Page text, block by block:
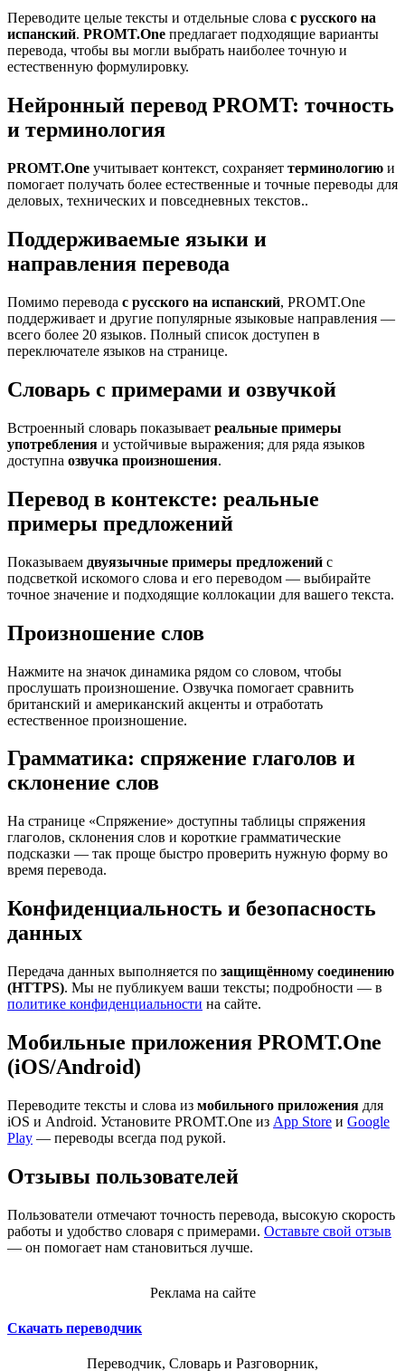
Переводите целые тексты и отдельные слова с русского на
испанский. PROMT.One предлагает подходящие варианты
перевода, чтобы вы могли выбрать наиболее точную и
естественную формулировку.
Нейронный перевод PROMT: точность
и терминология
PROMT.One учитывает контекст, сохраняет терминологию и
помогает получать более естественные и точные переводы для
деловых, технических и повседневных текстов..
Поддерживаемые языки и
направления перевода
Помимо перевода с русского на испанский, PROMT.One
поддерживает и другие популярные языковые направления —
всего более 20 языков. Полный список доступен в
переключателе языков на странице.
Словарь с примерами и озвучкой
Встроенный словарь показывает реальные примеры
употребления и устойчивые выражения; для ряда языков
доступна озвучка произношения.
Перевод в контексте: реальные
примеры предложений
Показываем двуязычные примеры предложений с
подсветкой искомого слова и его переводом — выбирайте
точное значение и подходящие коллокации для вашего текста.
Произношение слов
Нажмите на значок динамика рядом со словом, чтобы
прослушать произношение. Озвучка помогает сравнить
британский и американский акценты и отработать
естественное произношение.
Грамматика: спряжение глаголов и
склонение слов
На странице «Спряжение» доступны таблицы спряжения
глаголов, склонения слов и короткие грамматические
подсказки — так проще быстро проверить нужную форму во
время перевода.
Конфиденциальность и безопасность
данных
Передача данных выполняется по защищённому соединению
(HTTPS). Мы не публикуем ваши тексты; подробности — в
политике конфиденциальности на сайте.
Мобильные приложения PROMT.One
(iOS/Android)
Переводите тексты и слова из мобильного приложения для
iOS и Android. Установите PROMT.One из App Store и Google
Play — переводы всегда под рукой.
Отзывы пользователей
Пользователи отмечают точность перевода, высокую скорость
работы и удобство словаря с примерами. Оставьте свой отзыв
— он помогает нам становиться лучше.
Реклама на сайте
Скачать переводчик
Переводчик, Словарь и Разговорник,